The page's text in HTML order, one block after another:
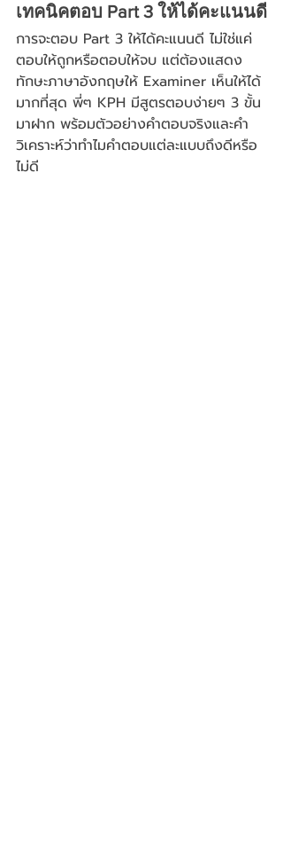
เทคนิคตอบ Part 3 ให้ได้คะแนนดี
การจะตอบ Part 3 ให้ได้คะแนนดี ไม่ใช่แค่
ตอบให้ถูกหรือตอบให้จบ แต่ต้องแสดง
ทักษะภาษาอังกฤษให้ Examiner เห็นให้ได้
มากที่สุด พี่ๆ KPH มีสูตรตอบง่ายๆ 3 ขั้น
มาฝาก พร้อมตัวอย่างคำตอบจริงและคำ
วิเคราะห์ว่าทำไมคำตอบแต่ละแบบถึงดีหรือ
ไม่ดี